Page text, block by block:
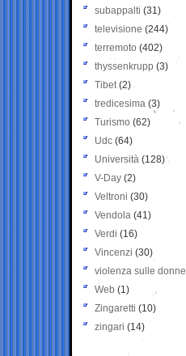
subappalti (31)
televisione(244)
terremoto (402)
thyssenkrupp (3)
Tibet(2)
tredicesima (3)
Turismo (62)
Udc (64)
Università (128)
V-Day (2)
Veltroni (30)
Vendola (41)
Verdi (16)
Vincenzi (30)
violenza sulle donne
Web (1)
Zingaretti (10)
zingari (14)